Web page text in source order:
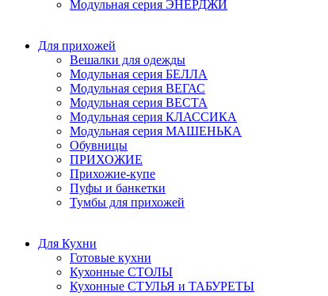
Модульная серия ЭНЕРДЖИ
Для прихожей
Вешалки для одежды
Модульная серия БЕЛЛА
Модульная серия ВЕГАС
Модульная серия ВЕСТА
Модульная серия КЛАССИКА
Модульная серия МАШЕНЬКА
Обувницы
ПРИХОЖИЕ
Прихожие-купе
Пуфы и банкетки
Тумбы для прихожей
Для Кухни
Готовые кухни
Кухонные СТОЛЫ
Кухонные СТУЛЬЯ и ТАБУРЕТЫ